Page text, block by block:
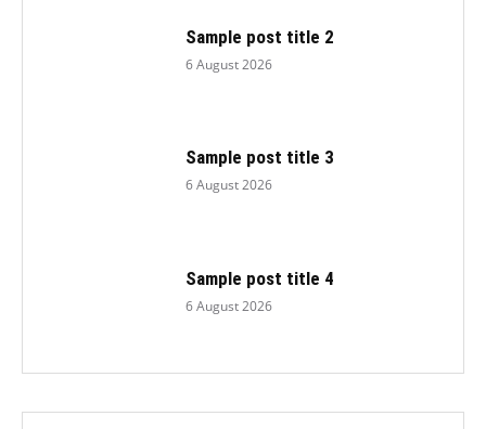
Sample post title 2
6 August 2026
Sample post title 3
6 August 2026
Sample post title 4
6 August 2026